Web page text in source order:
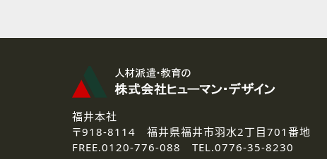
3.個人情報の取り扱いの委託
弊社の定める個人情報保護の評価
4.個人情報の開示等について
ご提供いただいた個人情報の開示
福井本社
〒918-8114 福井県福井市羽水2丁目701番地
FREE.0120-776-088 TEL.0776-35-8230